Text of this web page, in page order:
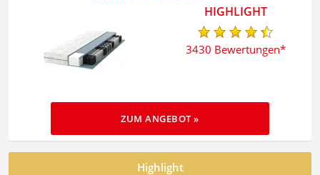
3430 Bewertungen
ZUM ANGEBOT »
Highlight